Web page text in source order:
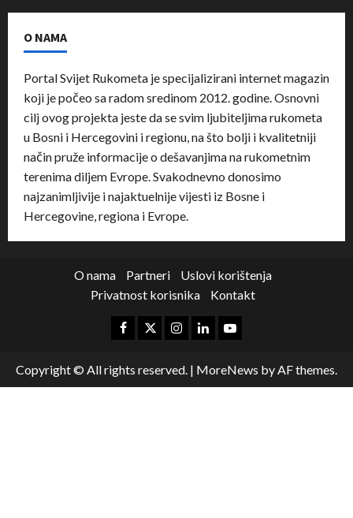
O NAMA
Portal Svijet Rukometa je specijalizirani internet magazin
koji je počeo sa radom sredinom 2012. godine. Osnovni
cilj ovog projekta jeste da se svim ljubiteljima rukometa
u Bosni i Hercegovini i regionu, na što bolji i kvalitetniji
način pruže informacije o dešavanjima na rukometnim
terenima diljem Evrope. Svakodnevno donosimo
najzanimljivije i najaktuelnije vijesti iz Bosne i
Hercegovine, regiona i Evrope.
O nama Partneri
Uslovi korištenja
Privatnost korisnika
Kontakt
Copyright © All rights reserved. | MoreNews by AF themes.